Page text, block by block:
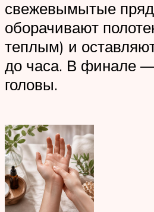
свежевымытые
оборачивают
теплым) и
до часа. В финале
головы.